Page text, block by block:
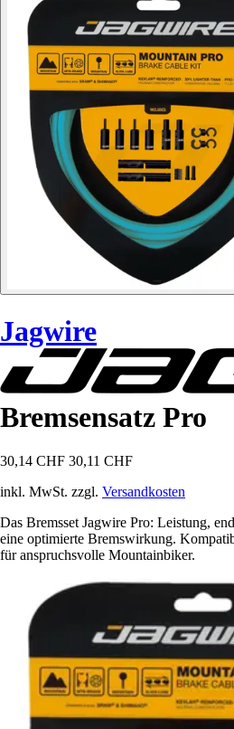
Jagwire
Bremsensatz Pro
30,14 CHF 30,11 CHF
inkl. MwSt. zzgl. Versandkosten
Das Bremsset Jagwire Pro: Leistung,
eine optimierte Bremswirkung.
für anspruchsvolle Mountainbiker.